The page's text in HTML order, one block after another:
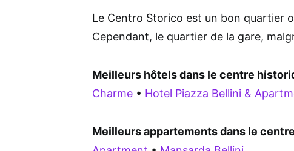
Le Centro Storico est un bon quartier
Cependant, le quartier de la gare,
Meilleurs hôtels dans le centre
Charme • Hotel Piazza Bellini &
Meilleurs appartements dans le